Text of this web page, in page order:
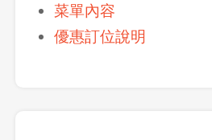
菜單內容
優惠訂位說明